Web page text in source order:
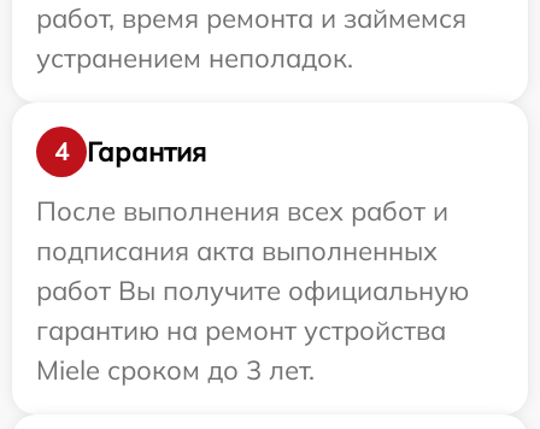
работ, время ремонта и займемся
устранением неполадок.
4
Гарантия
После выполнения всех работ и
подписания акта выполненных
работ Вы получите официальную
гарантию на ремонт устройства
Miele сроком до 3 лет.